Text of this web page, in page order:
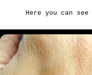
Here you can see